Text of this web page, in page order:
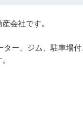
会社です。
ー、ジム、駐車場